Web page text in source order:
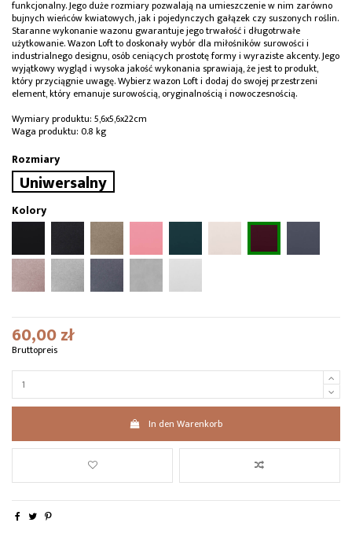
funkcjonalny. Jego duże rozmiary pozwalają na umieszczenie w nim zarówno
bujnych wieńców kwiatowych, jak i pojedynczych gałązek czy suszonych roślin.
Staranne wykonanie wazonu gwarantuje jego trwałość i długotrwałe
użytkowanie. Wazon Loft to doskonały wybór dla miłośników surowości i
industrialnego designu, osób ceniących prostotę formy i wyraziste akcenty. Jego
wyjątkowy wygląd i wysoka jakość wykonania sprawiają, że jest to produkt,
który przyciągnie uwagę. Wybierz wazon Loft i dodaj do swojej przestrzeni
element, który emanuje surowością, oryginalnością i nowoczesnością.
Wymiary produktu: 5,6x5,6x22cm
Waga produktu: 0.8 kg
Rozmiary
Uniwersalny
Kolory
60,00 zł
Bruttopreis
In den Warenkorb